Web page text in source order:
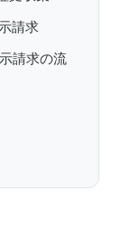
請求
請求の流